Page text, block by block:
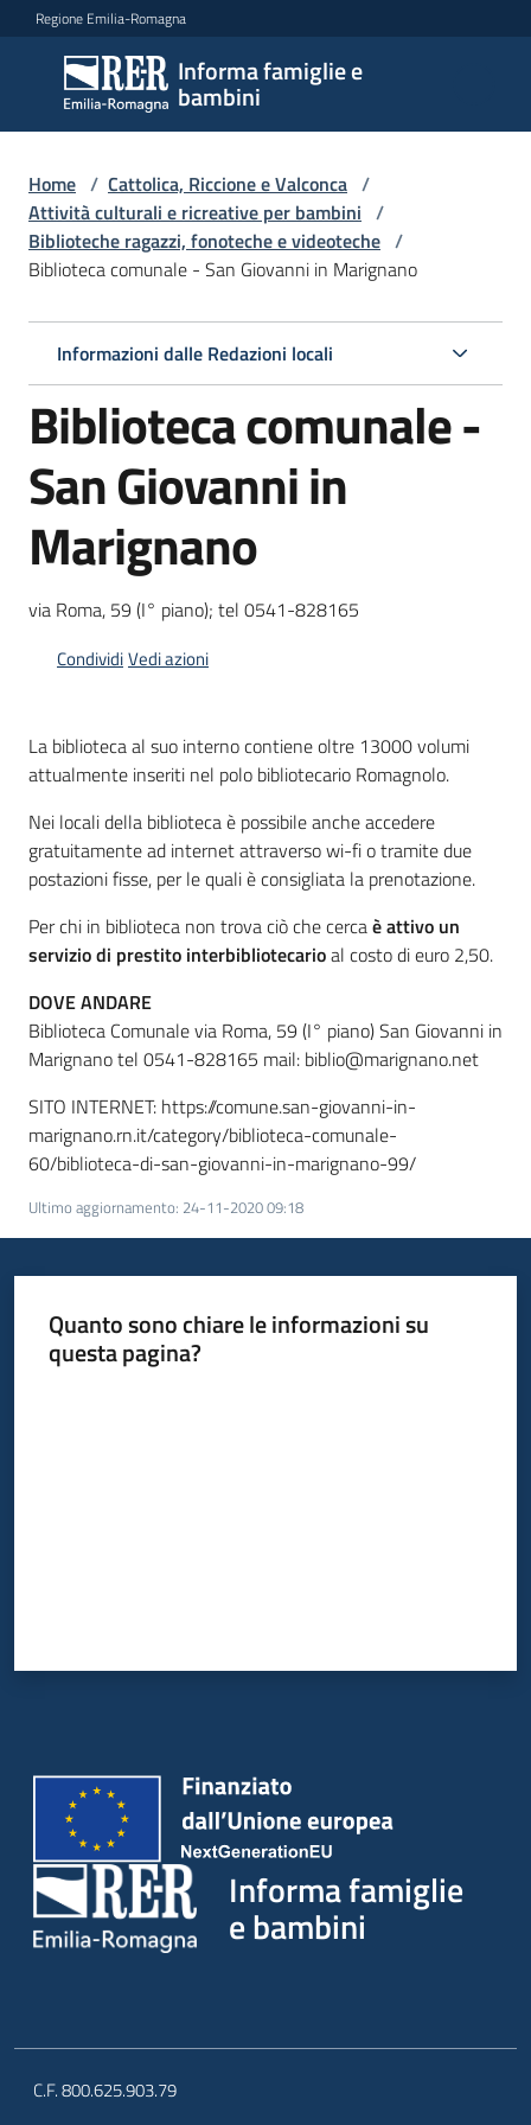
Vai al contenuto
Vai alla navigazione
Vai al footer
Regione Emilia-Romagna
Informa famiglie e
bambini
Informa
famiglie
e
bambini
Argomenti
Servizi
Centri
per
le
Informazioni
Newsletter
Home / Cattolica, Riccione e Valconca /
Attività culturali e ricreative per bambini /
Biblioteche ragazzi, fonoteche e videoteche /
Biblioteca comunale - San Giovanni in Marignano
Informazioni dalle Redazioni locali
Biblioteca comunale -
San Giovanni in
Marignano
via Roma, 59 (I° piano); tel 0541-828165
CondividiVedi azioni
La biblioteca al suo interno contiene oltre 13000 volumi
attualmente inseriti nel polo bibliotecario Romagnolo.
Nei locali della biblioteca è possibile anche accedere
gratuitamente ad internet attraverso wi-fi o tramite due
postazioni fisse, per le quali è consigliata la prenotazione.
Per chi in biblioteca non trova ciò che cercaè attivo un
servizio di prestito interbibliotecarioal costo di euro 2,50.
DOVE ANDARE
Biblioteca Comunale via Roma, 59 (I° piano) San Giovanni in
Marignano tel 0541-828165 mail: biblio@marignano.net
SITO INTERNET: https://comune.san-giovanni-in-
marignano.rn.it/category/biblioteca-comunale-
60/biblioteca-di-san-giovanni-in-marignano-99/
Ultimo aggiornamento: 24-11-2020 09:18
Quanto sono chiare le informazioni su
questa pagina?
Informa famiglie
e bambini
C.F. 800.625.903.79